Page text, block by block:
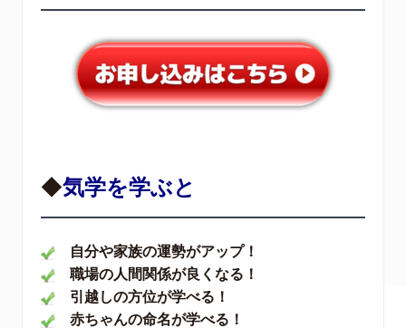
◆気学を学ぶと
自分や家族の運勢がアップ！
職場の人間関係が良くなる！
引越しの方位が学べる！
赤ちゃんの命名が学べる！